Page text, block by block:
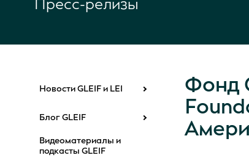
Пресс-релизы
Новости GLEIF и LEI
Блог GLEIF
Видеоматериалы и
подкасты GLEIF
Фонд